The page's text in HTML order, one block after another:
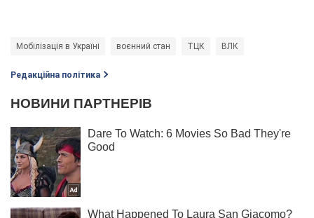
Мобілізація в Україні воєнний стан ТЦК ВЛК
Редакційна політика